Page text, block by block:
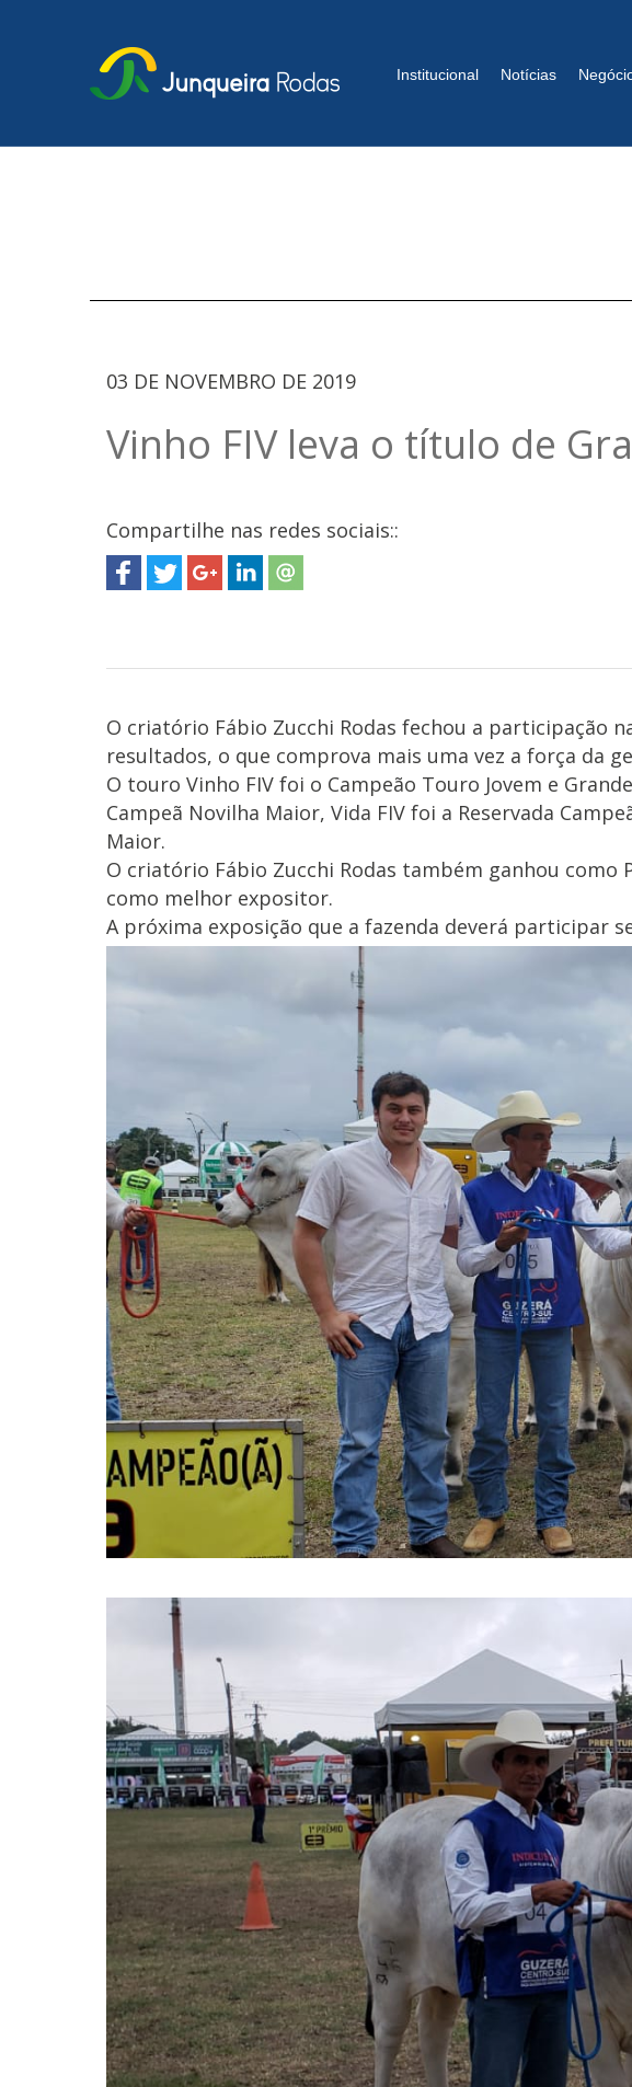
Institucional Notícias
03 DE NOVEMBRO DE 2019
Vinho FIV leva o título de
Compartilhe nas redes sociais::
O criatório Fábio Zucchi Rodas fechou a participação
resultados, o que comprova mais uma vez a força da
O touro Vinho FIV foi o Campeão Touro Jovem e
Campeã Novilha Maior, Vida FIV foi a Reservada
Maior.
O criatório Fábio Zucchi Rodas também ganhou como
como melhor expositor.
A próxima exposição que a fazenda deverá participar